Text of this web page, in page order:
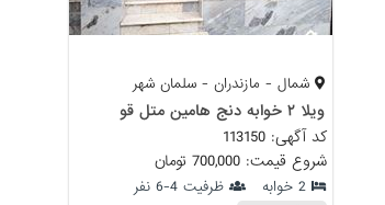
شمال - مازندران - سلمان شهر
ویلا ۲ خوابه دنج هامین متل قو
کد آگهی: 113150
شروع قیمت: 700,000 تومان
2 خوابه
ظرفیت 4-6 نفر